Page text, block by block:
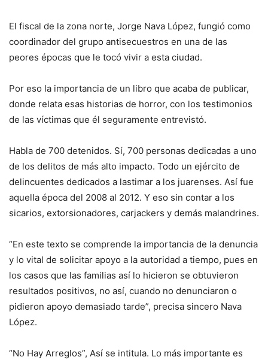
El fiscal de la zona norte, Jorge Nava López, fungió como
coordinador del grupo antisecuestros en una de las
peores épocas que le tocó vivir a esta ciudad.
Por eso la importancia de un libro que acaba de publicar,
donde relata esas historias de horror, con los testimonios
de las víctimas que él seguramente entrevistó.
Habla de 700 detenidos. Sí, 700 personas dedicadas a uno
de los delitos de más alto impacto. Todo un ejército de
delincuentes dedicados a lastimar a los juarenses. Así fue
aquella época del 2008 al 2012. Y eso sin contar a los
sicarios, extorsionadores, carjackers y demás malandrines.
“En este texto se comprende la importancia de la denuncia
y lo vital de solicitar apoyo a la autoridad a tiempo, pues en
los casos que las familias así lo hicieron se obtuvieron
resultados positivos, no así, cuando no denunciaron o
pidieron apoyo demasiado tarde”, precisa sincero Nava
López.
“No Hay Arreglos”, Así se intitula. Lo más importante es